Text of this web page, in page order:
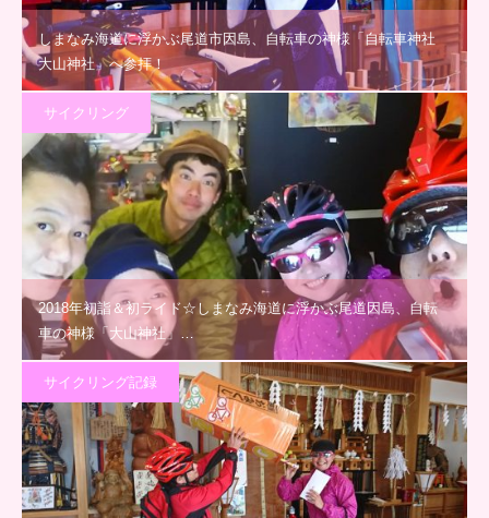
しまなみ海道に浮かぶ尾道市因島、自転車の神様「自転車神社
大山神社」へ参拝！
サイクリング
2018年初詣＆初ライド☆しまなみ海道に浮かぶ尾道因島、自転
車の神様「大山神社」…
サイクリング記録